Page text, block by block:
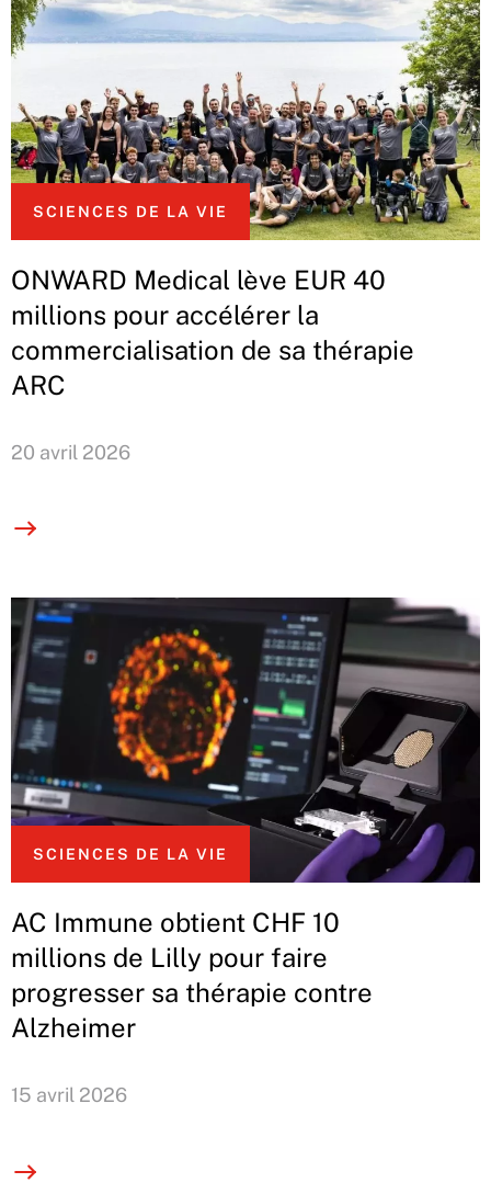
SCIENCES DE LA VIE
ONWARD Medical lève EUR 40
millions pour accélérer la
commercialisation de sa thérapie
ARC
20 avril 2026
SCIENCES DE LA VIE
AC Immune obtient CHF 10
millions de Lilly pour faire
progresser sa thérapie contre
Alzheimer
15 avril 2026